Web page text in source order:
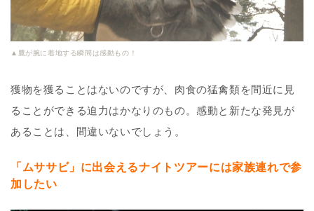
▲鷹が腕に着地する瞬間は感動もの！
獲物を獲ることはないのですが、肉食の猛禽類を間近に見
ることができる迫力はかなりのもの。感動と新たな発見が
あることは、間違いないでしょう。
「ムササビ」に出会えるナイトツアーには家族連れで参
加したい